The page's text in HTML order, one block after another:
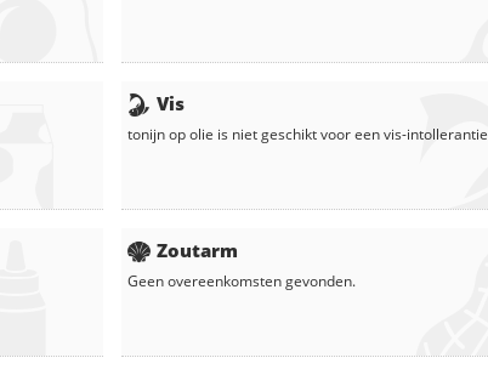
Vis
tonijn op olie is niet geschikt voor een vis-intollerantie
Zoutarm
Geen overeenkomsten gevonden.